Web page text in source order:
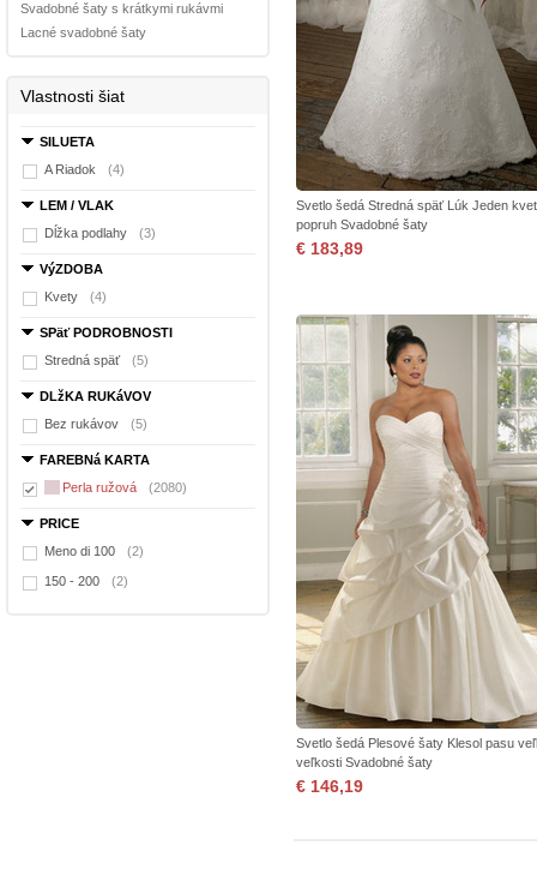
Svadobné šaty s krátkymi rukávmi
Lacné svadobné šaty
Vlastnosti šiat
SILUETA
A Riadok
(4)
LEM / VLAK
Dĺžka podlahy
(3)
VýZDOBA
Kvety
(4)
SPäť PODROBNOSTI
Stredná späť
(5)
DLžKA RUKáVOV
Bez rukávov
(5)
FAREBNá KARTA
Perla ružová
(2080)
PRICE
Meno di 100
(2)
150 - 200 (2)
Svetlo šedá Stredná späť Lúk Jeden kvet
popruh Svadobné šaty
€ 183,89
Svetlo šedá Plesové šaty Klesol pasu
veľkosti Svadobné šaty
€ 146,19